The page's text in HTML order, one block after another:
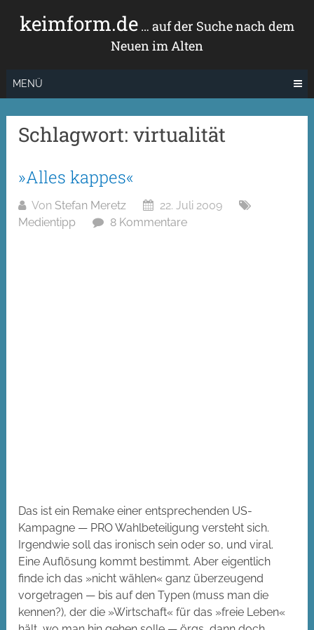
Inhaltkeimform.de… auf der Suche nach dem
Neuen im Alten
MENÜ
Schlagwort:virtualität
»Alles kappes«
Von Stefan Meretz
22. Juli 2009
Medientipp
8 Kommentare
Das ist ein Remake einer entsprechenden US-
Kampagne — PRO Wahlbeteiligung versteht sich.
Irgendwie soll das ironisch sein oder so, und viral.
Eine Auflösung kommt bestimmt. Aber eigentlich
finde ich das »nicht wählen« ganz überzeugend
vorgetragen — bis auf den Typen (muss man die
kennen?), der die »Wirtschaft« für das »freie Leben«